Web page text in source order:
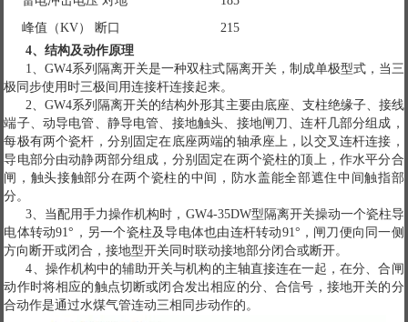
峰值（KV） 断口
215
4、结构及动作原理
1、GW4系列隔离开关是一种双柱式隔离开关，制成单极型式，当三
极同步使用时三极间用连接杆连接起来。
2、GW4系列隔离开关的结构外形其主要由底座、支柱绝缘子、接线
端子、动导电管、静导电管、接地触头、接地闸刀、连杆几部分组成，
每极有两个瓷杆，分别固定在底座两端的轴承座上，以交叉连杆连接，
导电部分由动静两部分组成，分别固定在两个瓷柱的顶上，作水平分合
闸，触头接触部分在两个瓷柱的中间，防水盖能全部遮住中间触指部
分。
3、当配用手力操作机构时，GW4-35DW型隔离开关操动一个瓷柱导
电体转动91°，另一个瓷柱及导电体也由连杆转动91°，闸刀便向同一侧
方向断开或闭合，接地型开关同时联动接地部分闭合或断开。
4、操作机构中的辅助开关与机构的主轴直接连在一起，在分、合闸
动作时将相应的触点切断或闭合发出相应的分、合信号，接地开关的分
合动作是通过水煤气管连动三相同步动作的。